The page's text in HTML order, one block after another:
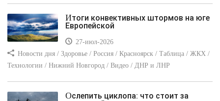
Итоги конвективных штормов на юге
Европейской
27-июл-2026
Новости дня / Здоровье / Россия / Красноярск / Таблица / ЖКХ /
Технологии / Нижний Новгород / Видео / ДНР и ЛНР
Ослепить циклопа: что стоит за